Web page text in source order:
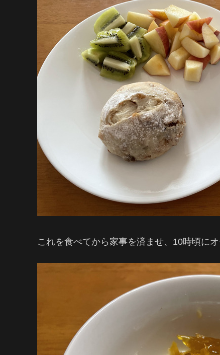
これを食べてから家事を済ませ、10時頃に